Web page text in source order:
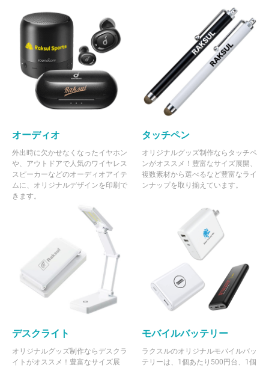
オーディオ
外出時に欠かせなくなったイヤホン
や、アウトドアで人気のワイヤレス
スピーカーなどのオーディオアイテ
ムに、オリジナルデザインを印刷で
きます。
タッチペン
オリジナルグッズ制作ならタッチペ
ンがオススメ！豊富なサイズ展開、
複数素材から選べるなど豊富なライ
ンナップを取り揃えています。
デスクライト
オリジナルグッズ制作ならデスクラ
イトがオススメ！豊富なサイズ展
モバイルバッテリー
ラクスルのオリジナルモバイルバッ
テリーは、1個あたり500円台、1個